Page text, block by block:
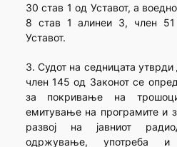
30 став 1 од Уставот, а
8 став 1 алинеи 3, член
Уставот.
3. Судот на седницата
член 145 од Законот се
за покривање на
емитување на програмите и
развој на јавниот
одржување, употреба и